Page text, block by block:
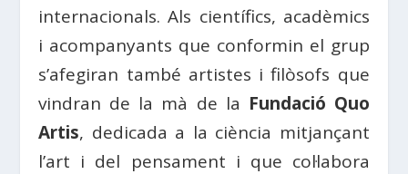
internacionals. Als científics, acadèmics
i acompanyants que conformin el grup
s’afegiran també artistes i filòsofs que
vindran de la mà de la Fundació Quo
Artis, dedicada a la ciència mitjançant
l’art i del pensament i que col·labora